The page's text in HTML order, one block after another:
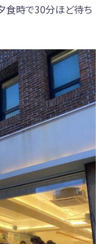
食時で30分ほど待ち